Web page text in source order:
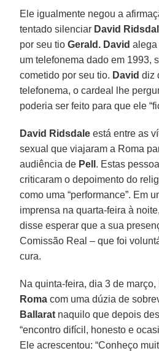
Ele igualmente negou a
tentado silenciar David
por seu tio Gerald. David alega
um telefonema dado em 1993,
cometido por seu tio. David diz
telefonema, o cardeal lhe
poderia ser feito para que ele
David Ridsdale está entre as
sexual que viajaram a Roma
audiência de Pell . Estas
criticaram o depoimento do
como uma “performance”. Em
imprensa na quarta-feira à
disse esperar que a sua
Comissão Real – que foi
cura.
Na quinta-feira, dia 3 de março,
Roma com uma dúzia de
Ballarat naquilo que depois
“encontro difícil, honesto e
Ele acrescentou: “Conheço